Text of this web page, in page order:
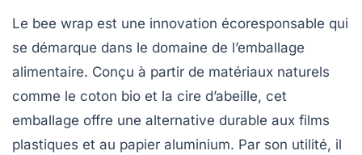
Le bee wrap est une innovation écoresponsable qui
se démarque dans le domaine de l’emballage
alimentaire. Conçu à partir de matériaux naturels
comme le coton bio et la cire d’abeille, cet
emballage offre une alternative durable aux films
plastiques et au papier aluminium. Par son utilité, il